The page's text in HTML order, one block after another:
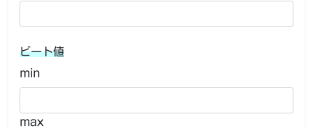
ビート値
min
max